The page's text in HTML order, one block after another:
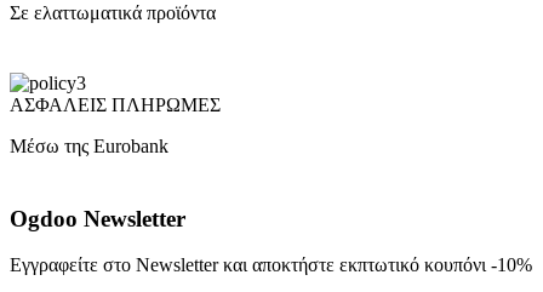
Σε ελαττωματικά προϊόντα
ΑΣΦΑΛΕΙΣ ΠΛΗΡΩΜΕΣ
Μέσω της Eurobank
Ogdoo Newsletter
Εγγραφείτε στο Newsletter και αποκτήστε εκπτωτικό κουπόνι -10%